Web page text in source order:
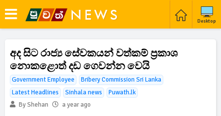
Desktop
අද සිට රාජ්‍ය සේවකයන් වත්කම් ප්‍රකාශ
නොකළොත් දඩ ගෙවන්න වෙයි
Government Employee
Bribery Commission Sri Lanka
Latest Headlines
Sinhala news
Puwath.lk
By Shehan
a year ago